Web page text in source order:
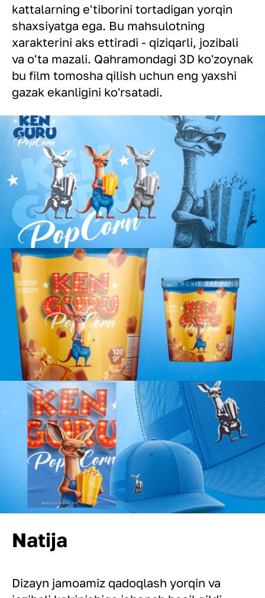
kattalarning e'tiborini tortadigan yorqin
shaxsiyatga ega. Bu mahsulotning
xarakterini aks ettiradi - qiziqarli, jozibali
va o'ta mazali. Qahramondagi 3D ko'zoynak
bu film tomosha qilish uchun eng yaxshi
gazak ekanligini ko'rsatadi.
Natija
Dizayn jamoamiz qadoqlash yorqin va